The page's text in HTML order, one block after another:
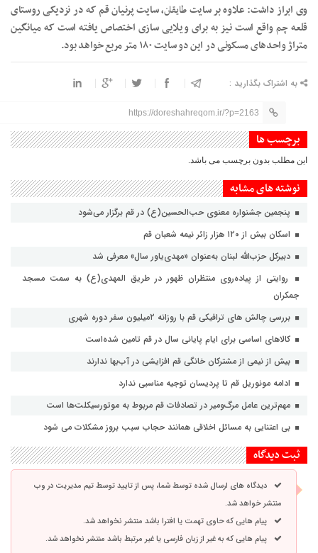
وی ابراز داشت: علاوه بر سایتطایقان، سایت پرنیان قم که در نزدیکی روستای
قلعه چمواقع است نیز به برای ویلایی سازی اختصاص یافته است که میانگین
متراژ واحدهای مسکونی در این دو سایت ۱۸۰ متر مربع خواهد بود.
به اشتراک بگذارید :
https://doreshahreqom.ir/?p=2163
برچسب ها
این مطلب بدون برچسب می باشد.
نوشته های مشابه
پنجمین جشنواره معنوی حب‌الحسین(ع) در قم برگزار می‌شود
اسکان بیش از ۱۲۰ هزار زائر نیمه شعبان قم
دبیرکل حزب‌الله لبنان به‌عنوان «مهدی‌یاور سال» معرفی شد
روایتی از پیاده‌روی منتظران ظهور در طریق المهدی(ع) به سمت مسجد
جمکران
بررسی چالش های ترافیکی قم با روزانه ۲میلیون سفر دوره شهری
کالاهای اساسی برای ایام پایانی سال در قم تامین شده‌است
بیش از نیمی از مشترکان خانگی قم افزایشی در آب‌بها ندارند
ادامه مونوریل قم تا پردیسان توجیه مناسبی ندارد
مهم‌ترین عامل مرگ‌ومیر در تصادفات قم مربوط به موتورسیکلت‌ها است
بی اعتنایی به مسائل اخلاقی همانند حجاب سبب بروز مشکلات می شود
ثبت دیدگاه
دیدگاه های ارسال شده توسط شما، پس از تایید توسط تیم مدیریت در وب
منتشر خواهد شد.
پیام هایی که حاوی تهمت یا افترا باشد منتشر نخواهد شد.
پیام هایی که به غیر از زبان فارسی یا غیر مرتبط باشد منتشر نخواهد شد.